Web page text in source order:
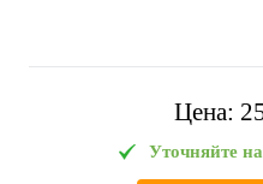
Цена:
Уточняйте